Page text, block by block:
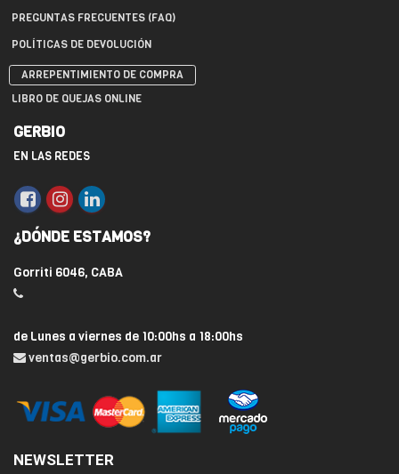
PREGUNTAS FRECUENTES (FAQ)
POLÍTICAS DE DEVOLUCIÓN
ARREPENTIMIENTO DE COMPRA
LIBRO DE QUEJAS ONLINE
GERBIO
EN LAS REDES
¿DÓNDE ESTAMOS?
Gorriti 6046, CABA
de Lunes a viernes de 10:00hs a 18:00hs
ventas@gerbio.com.ar
NEWSLETTER